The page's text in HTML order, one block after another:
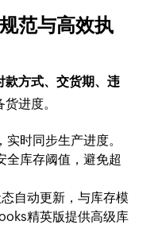
范与高效执
款方式、交货期、违
进度。
实时同步生产进度。
全库存阈值，避免超
态自动更新，与库存模
精英版提供高级库